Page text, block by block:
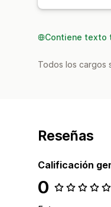
Contiene texto
Todos los cargos
Reseñas
Calificación
0